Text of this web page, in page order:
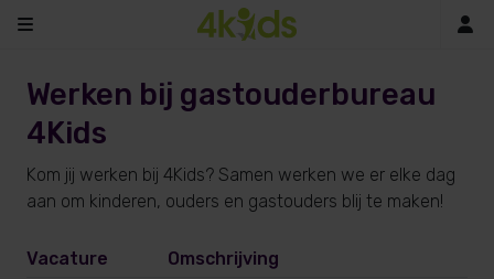
Werken bij gastouderbureau
4Kids
Kom jij werken bij 4Kids? Samen werken we er elke dag
aan om kinderen, ouders en gastouders blij te maken!
Vacature
Omschrijving